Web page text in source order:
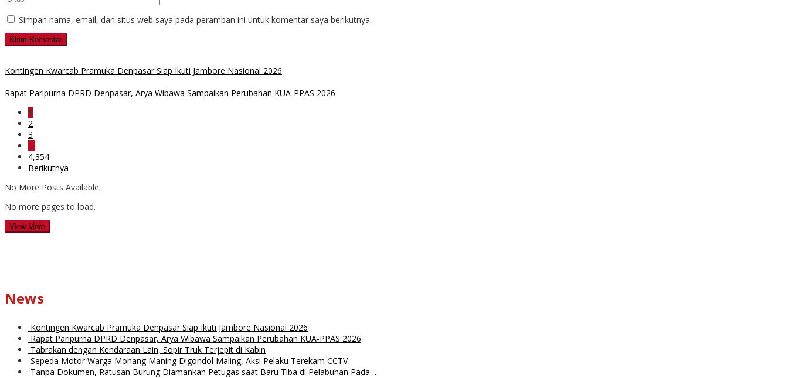
Simpan nama, email, dan situs web saya pada peramban ini untuk komentar saya berikutnya.
Kontingen Kwarcab Pramuka Denpasar Siap Ikuti Jambore Nasional 2026
Rapat Paripurna DPRD Denpasar, Arya Wibawa Sampaikan Perubahan KUA-PPAS 2026
1
2
3
…
4,354
Berikutnya
No More Posts Available.
No more pages to load.
View More
News
Kontingen Kwarcab Pramuka Denpasar Siap Ikuti Jambore Nasional 2026
Rapat Paripurna DPRD Denpasar, Arya Wibawa Sampaikan Perubahan KUA-PPAS 2026
Tabrakan dengan Kendaraan Lain, Sopir Truk Terjepit di Kabin
Sepeda Motor Warga Monang Maning Digondol Maling, Aksi Pelaku Terekam CCTV
Tanpa Dokumen, Ratusan Burung Diamankan Petugas saat Baru Tiba di Pelabuhan Pada…